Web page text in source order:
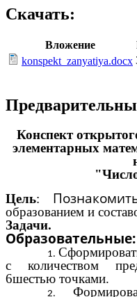
Скачать:
Вложение
konspekt_zanyatiya.docx
Конспект
элементарных
Цель:
образованием и
Задачи.
Образовательные:
с количеством
6шестью точками.